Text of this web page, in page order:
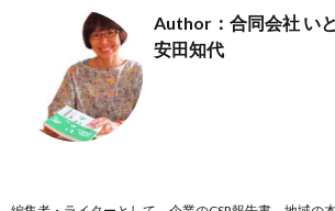
Author：合同会社 い
安田知代